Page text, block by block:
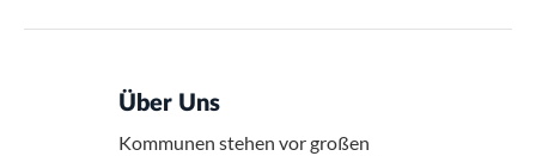
Über Uns
Kommunen stehen vor großen